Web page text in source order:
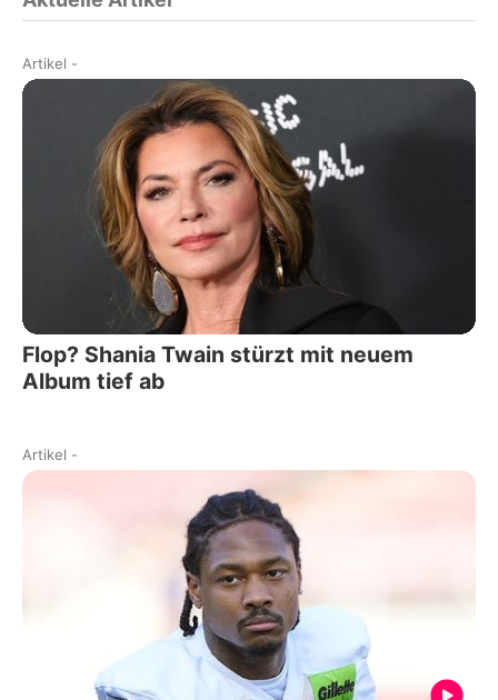
Artikel -
Flop? Shania Twain stürzt mit neuem
Album tief ab
Artikel -